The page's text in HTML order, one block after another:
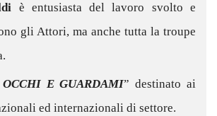
è entusiasta del lavoro svolto e
gli Attori, ma anche tutta la troupe
E GUARDAMI” destinato ai
ed internazionali di settore.